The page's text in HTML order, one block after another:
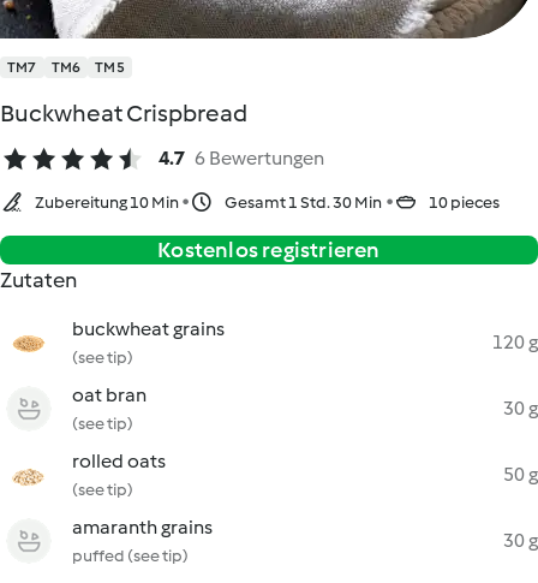
TM7 TM6 TM5
Buckwheat Crispbread
4.7 6 Bewertungen
Zubereitung 10 Min Gesamt 1 Std. 30 Min 10 pieces
Kostenlos registrieren
Zutaten
buckwheat grains
(see tip)
120 g
oat bran
(see tip)
30 g
rolled oats
(see tip)
50 g
amaranth grains
puffed (see tip)
30 g